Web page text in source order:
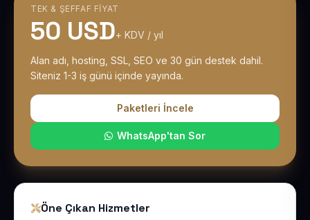
TEK & ŞEFFAF FIYAT
50 USD+ KDV / yıl
Alan adı, hosting, SSL, SEO ve 30 gün destek dahil.
Siteniz 1-3 iş günü içinde yayında.
Paketleri İncele
WhatsApp'tan Sor
Öne Çıkan Hizmetler